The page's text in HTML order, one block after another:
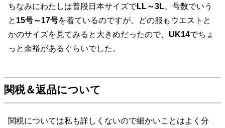
ちなみにわたしは普段日本サイズでLL～3L 、号数でいう
と 15号～17号を着ているのですが、どの服もウエストと
かのサイズを見てみると大きめだったので、 UK14でちょ
っと余裕があるぐらいでした。
関税＆返品について
関税については私も詳しくないので細かいことはよく分